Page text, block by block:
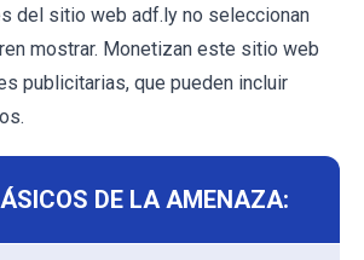
del sitio web adf.ly no seleccionan
mostrar. Monetizan este sitio web
publicitarias, que pueden incluir
DE LA AMENAZA: